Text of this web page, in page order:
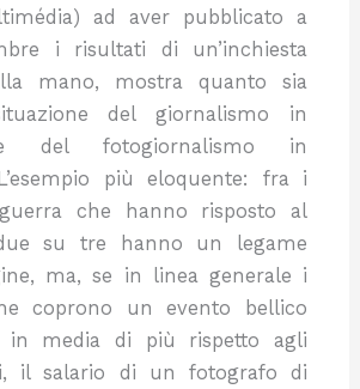
ad aver pubblicato a
i risultati di un’inchiesta
mano, mostra quanto sia
del giornalismo in
del fotogiornalismo in
più eloquente: fra i
che hanno risposto al
su tre hanno un legame
ma, se in linea generale i
coprono un evento bellico
in media di più rispetto agli
il salario di un fotografo di